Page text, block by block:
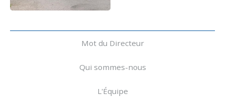
Navigation
Mot du Directeur
Qui sommes-nous
L'Équipe